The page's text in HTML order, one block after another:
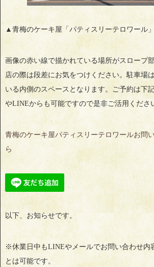
▲青梅のケーキ屋「パティスリーテロワール
画像の赤い線で描かれている場所がスロープ
店の際は段差にお気をつけください。駐車場
いる内側のスペースとなります。ご予約は下
やLINEからも可能ですので是非ご活用くださ
青梅のケーキ屋パティスリーテロワールお問
ら
以下、お知らせです。
※休業日中もLINEやメールでお問い合わせ内
とは可能です。